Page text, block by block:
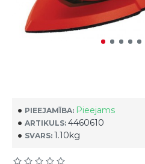
PIEEJAMĪBA: Pieejams
ARTIKULS: 4460610
SVARS: 1.10kg